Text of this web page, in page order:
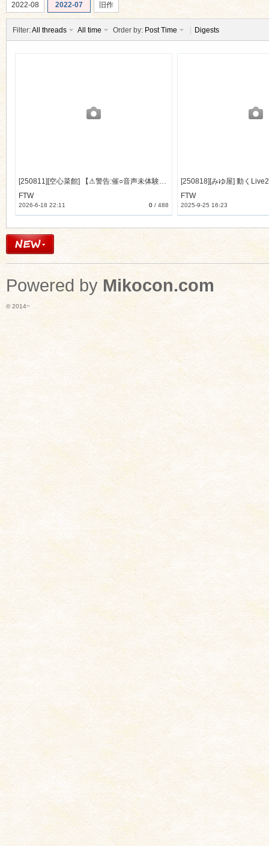
2022-08 2022-07 旧作
Filter:All threads All time Order by: Post Time Digests
[250811][空心菜館] 【⚠警告:催○音声未体験の方はご注意ください】深層快楽無限催○。～意識が飛ぶほど気持ちイイ官能トランス～ [12535M] [RJ01441874]
FTW
0/ 488
2026-6-18 22:11
FTW
2025-9-25 16:23
Powered byMikocon.com
© 2014~